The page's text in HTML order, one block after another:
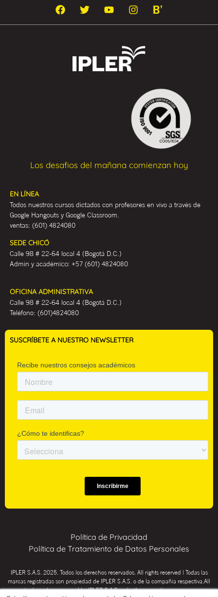
Los desafios del mañana comienzan hoy
EN LÍNEA
Todos nuestros cursos dictados con profesores en vivo a través de
Google Hangouts y Google Classroom.
ventas: (601) 4824080
SEDE CHICÓ
Calle 98 # 22-64 local 4 (Bogotá D.C.)
Admin y académico: +57 (601) 4824080
OFICINA ADMINISTRATIVA
Calle 98 # 22-64 local 4 (Bogotá D.C.)
Teléfono: (601)4824080
SUSCRÍBETE A NUESTRO NEWSLETTER
Política de Privacidad
Política de Tratamiento de Datos Personales
IPLER S.A.S. 2025. Todos los derechos reservados. All rights reserved | Todas las
marcas registradas son propiedad de IPLER S.A.S. o de la compañía respectiva.All
trademarks are owned by IPLER S.A.S. or by the respective company.